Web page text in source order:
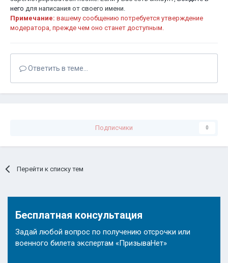
него для написания от своего имени.
Примечание: вашему сообщению потребуется утверждение
модератора, прежде чем оно станет доступным.
Ответить в теме...
Подписчики 0
Перейти к списку тем
Бесплатная консультация
Задай любой вопрос по получению отсрочки или
военного билета экспертам «ПризываНет»